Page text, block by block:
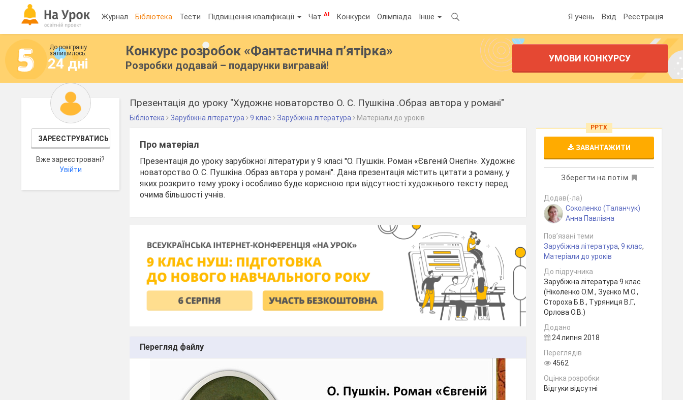
Журнал Бібліотека Тести Підвищення кваліфікації ЧатAI Конкурси Олімпіада Інше Я учень Вхід Реєстрація
До розіграшу
залишилось:
24 дні
Конкурс розробок «Фантастична п’ятірка»
Розробки додавай – подарунки вигравай!
УМОВИ КОНКУРСУ
ЗАРЕЄСТРУВАТИСЬ
Вже зареєстровані?
Увійти
Презентація до уроку "Художнє новаторство О. С. Пушкіна .Образ автора у романі"
Бібліотека Зарубіжна література 9 клас Зарубіжна література Матеріали до уроків
Про матеріал
Презентація до уроку зарубіжної літератури у 9 класі "О. Пушкін. Роман «Євгеній Онєгін». Художнє
новаторство О. С. Пушкіна .Образ автора у романі". Дана презентація містить цитати з роману, у
яких розкрито тему уроку і особливо буде корисною при відсутності художнього тексту перед
очима більшості учнів.
Перегляд файлу
PPTX
ЗАВАНТАЖИТИ
Зберегти на потім
Додав(-ла)
Соколенко (Таланчук)
Анна Павлівна
Пов’язані теми
Зарубіжна література,9 клас,
Матеріали до уроків
До підручника
Зарубіжна література 9 клас
(Ніколенко О.М., Зуєнко М.О.,
Стороха Б.В., Туряниця В.Г.,
Орлова О.В.)
Додано
24 липня 2018
Переглядів
4562
Оцінка розробки
Відгуки відсутні